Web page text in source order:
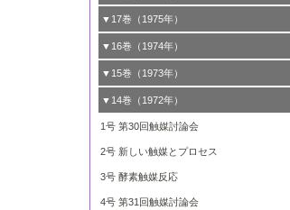
6号 表面測定法の最近の進歩
6号 資源・エネルギーと触媒
か
3号 均一系と不均一系における触媒作用の
関連
3号 新しい担体を求めて/触媒利用の新しい
展開
4号 第43回触媒討論会
5号 <<通常号>>
2号 <<通常号>>
3号 <<通常号>>
4号 第41回触媒討論会
1号 第38回触媒討論会
2号 <<通常号>>
3号 触媒寿命とその予測
4号 第39回触媒討論会
▼17巻（1975年）
1号 第36回触媒討論会
2号 固体表面の新しい研究方法
3号 固体表面の新しい研究方法
4号 第37回触媒討論会
5号 固体表面の新しい研究方法/酸素種とそ
▼16巻（1974年）
1号 第34回触媒討論会
2号 <<通常号>>
3号 <<通常号>>
4号 第35回触媒討論会
5号 <<通常号>>
6号 シンポジウムエネルギー・資源・環境
▼15巻（1973年）
1号 第32回触媒討論会
2号 <<通常号>>
3号 触媒反応工学
4号 第33回触媒討論会
5号 <<通常号>>
▼14巻（1972年）
1号 第30回触媒討論会
2号 新しい触媒とプロセス
3号 酵素触媒反応
4号 第31回触媒討論会